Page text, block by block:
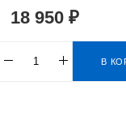
18 950 ₽
В